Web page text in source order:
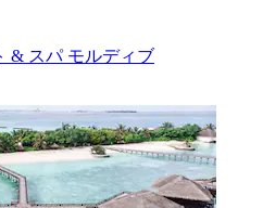
& スパ モルディブ